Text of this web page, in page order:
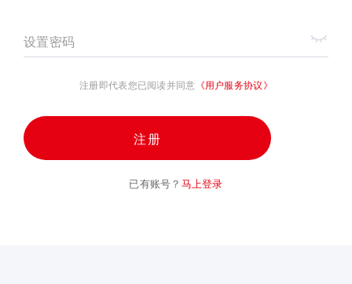
设置密码
注册即代表您已阅读并同意 《用户服务协议》
注册
已有账号？ 马上登录